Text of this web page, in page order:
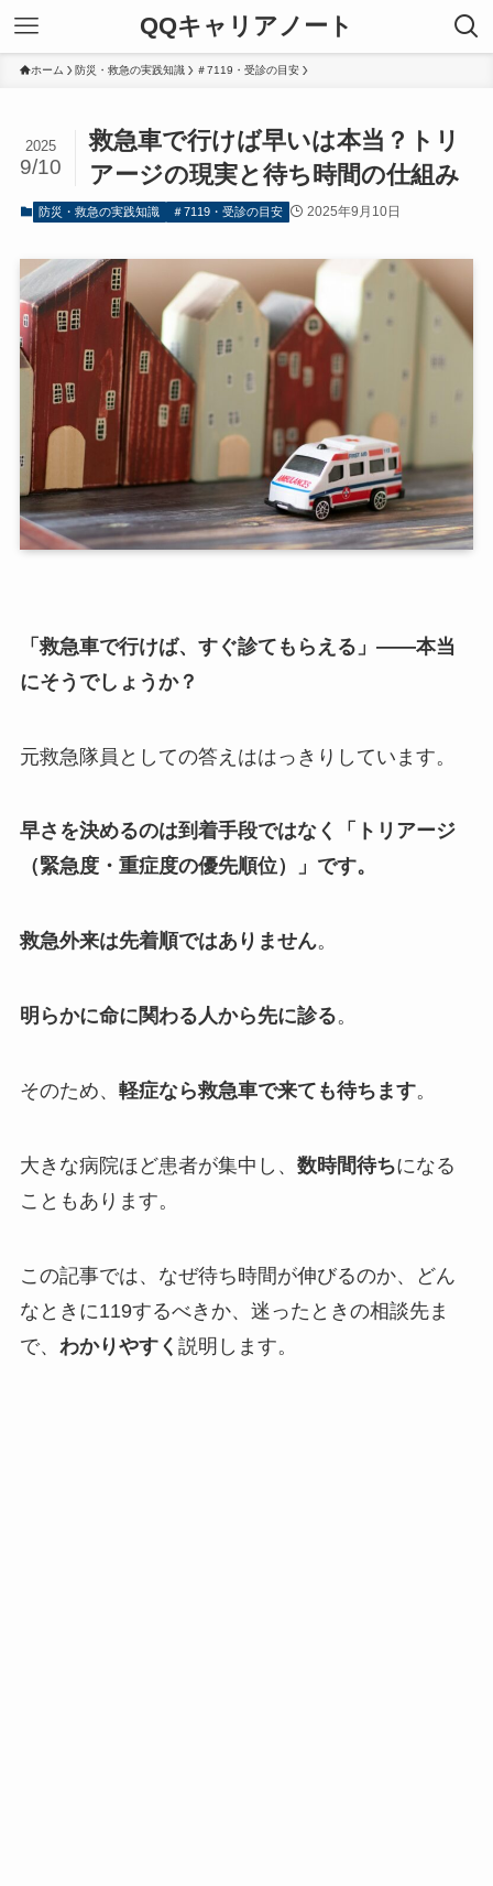
QQキャリアノート
ホーム 防災・救急の実践知識 ＃7119・受診の目安
救急車で行けば早いは本当？トリ
アージの現実と待ち時間の仕組み
2025
9/10
防災・救急の実践知識 ＃7119・受診の目安 2025年9月10日
「救急車で行けば、すぐ診てもらえる」——本当
にそうでしょうか？
元救急隊員としての答えははっきりしています。
早さを決めるのは到着手段ではなく「トリアージ
（緊急度・重症度の優先順位）」です。
救急外来は先着順ではありません。
明らかに命に関わる人から先に診る。
そのため、 軽症なら救急車で来ても待ちます。
大きな病院ほど患者が集中し、 数時間待ちになる
こともあります。
この記事では、なぜ待ち時間が伸びるのか、どん
なときに119するべきか、迷ったときの相談先ま
で、 わかりやすく 説明します。